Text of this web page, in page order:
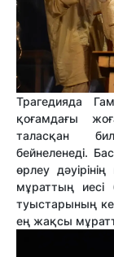
Трагедияда
қоғамдағы
таласқан
бейнеленеді.
өрлеу
мұраттың иесі
туыстарының
ең жақсы